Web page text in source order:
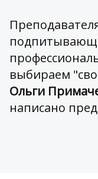
выбираем
Ольги
написано